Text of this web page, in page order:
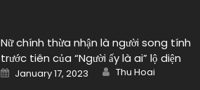
Nữ chính thừa nhận là người song tính
trước tiên của “Người ấy là ai” lộ diện
Posted
on
January 17, 2023 Author
Thu Hoai